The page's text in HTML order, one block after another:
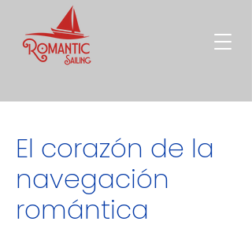
El corazón de la
navegación
romántica